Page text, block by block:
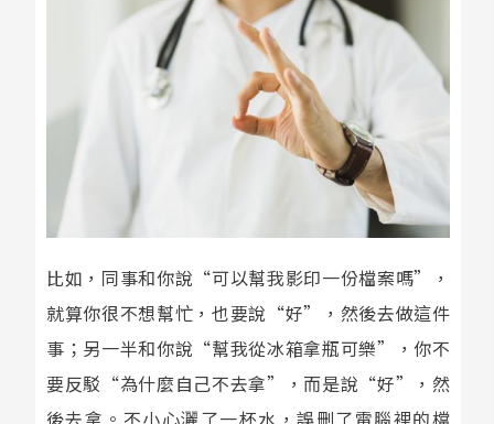
比如，同事和你說“可以幫我影印一份檔案嗎”，
就算你很不想幫忙，也要說“好”，然後去做這件
事；另一半和你說“幫我從冰箱拿瓶可樂”，你不
要反駁“為什麼自己不去拿”，而是說“好”，然
後去拿。不小心灑了一杯水，誤刪了電腦裡的檔